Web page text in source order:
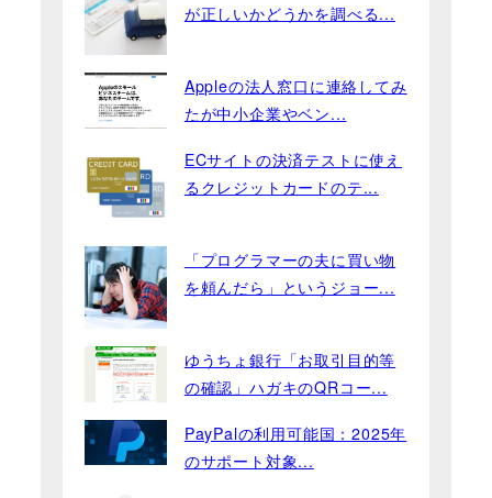
が正しいかどうかを調べる...
Appleの法人窓口に連絡してみ
たが中小企業やベン...
ECサイトの決済テストに使え
るクレジットカードのテ...
「プログラマーの夫に買い物
を頼んだら」というジョー...
ゆうちょ銀行「お取引目的等
の確認」ハガキのQRコー...
PayPalの利用可能国：2025年
のサポート対象...